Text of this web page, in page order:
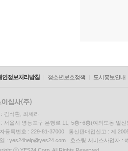
인정보처리방침 청소년보호정책 도서홍보안내
김석환, 최세라
: 서울시 영등포구 은행로 11, 5층~6층(여의도동,일신
등록번호 : 229-81-37000 통신판매업신고 : 제
: yes24help@yes24.com 호스팅 서비스사업자 :